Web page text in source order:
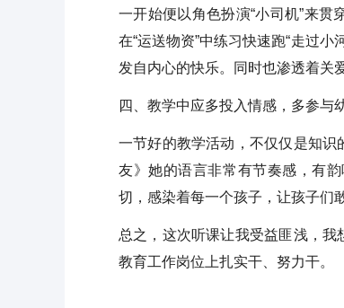
一开始便以角色扮演“小司机”来
在“运送物资”中练习快速跑“走过小
发自内心的快乐。同时也渗透着关
四、教学中应多投入情感，多参与
一节好的教学活动，不仅仅是知识
友》她的语言非常有节奏感，有
切，感染着每一个孩子，让孩子们
总之，这次听课让我受益匪浅，
教育工作岗位上扎实干、努力干。